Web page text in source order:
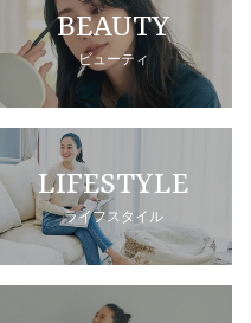
BEAUTY
ビューティ
LIFESTYLE
ライフスタイル